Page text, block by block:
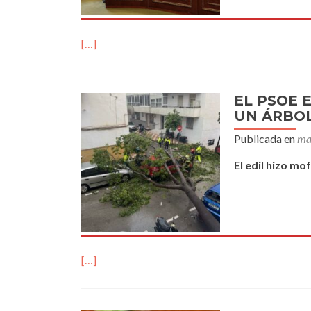
[…]
EL PSOE
UN
Publicada en
El edil hizo
[…]